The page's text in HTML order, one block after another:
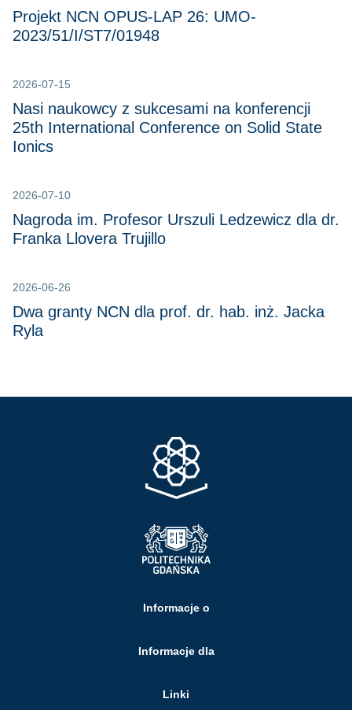
Projekt NCN OPUS-LAP 26: UMO-
2023/51/I/ST7/01948
2026-07-15
Nasi naukowcy z sukcesami na konferencji
25th International Conference on Solid State
Ionics
2026-07-10
Nagroda im. Profesor Urszuli Ledzewicz dla dr.
Franka Llovera Trujillo
2026-06-26
Dwa granty NCN dla prof. dr. hab. inż. Jacka
Ryla
Informacje o
Informacje dla
Linki